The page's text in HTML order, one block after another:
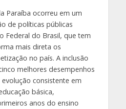
Paraíba ocorreu em um
de políticas públicas
Federal do Brasil, que tem
mais direta os
no país. A inclusão
melhores desempenhos
consistente em
básica,
anos do ensino